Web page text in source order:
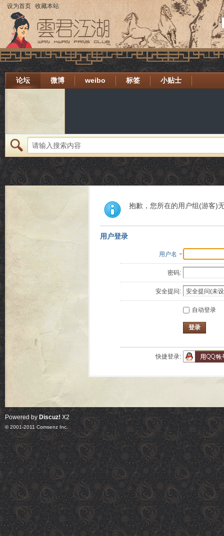
设为首页 收藏本站
论坛 微博 weibo 标签 小贴士
抱歉，您所在的用户组(游客)
用户登录
用户名
密码:
安全提问:
自动登录
登录
快捷登录:
Powered by Discuz! X2
© 2001-2011 Comsenz Inc.